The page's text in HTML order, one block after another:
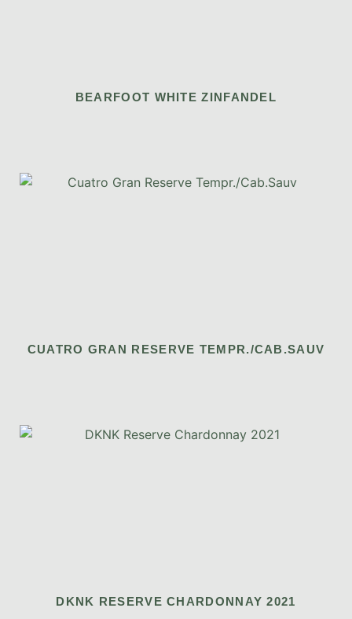
BEARFOOT WHITE ZINFANDEL
CUATRO GRAN RESERVE TEMPR./CAB.SAUV
DKNK RESERVE CHARDONNAY 2021